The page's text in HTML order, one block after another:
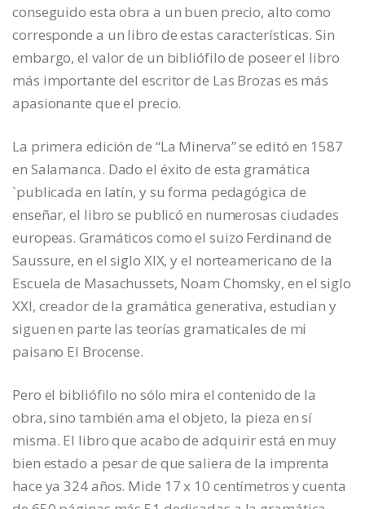
conseguido esta obra a un buen precio, alto como
corresponde a un libro de estas características. Sin
embargo, el valor de un bibliófilo de poseer el libro
más importante del escritor de Las Brozas es más
apasionante que el precio.
La primera edición de “La Minerva” se editó en 1587
en Salamanca. Dado el éxito de esta gramática
`publicada en latín, y su forma pedagógica de
enseñar, el libro se publicó en numerosas ciudades
europeas. Gramáticos como el suizo Ferdinand de
Saussure, en el siglo XIX, y el norteamericano de la
Escuela de Masachussets, Noam Chomsky, en el siglo
XXI, creador de la gramática generativa, estudian y
siguen en parte las teorías gramaticales de mi
paisano El Brocense.
Pero el bibliófilo no sólo mira el contenido de la
obra, sino también ama el objeto, la pieza en sí
misma. El libro que acabo de adquirir está en muy
bien estado a pesar de que saliera de la imprenta
hace ya 324 años. Mide 17 x 10 centímetros y cuenta